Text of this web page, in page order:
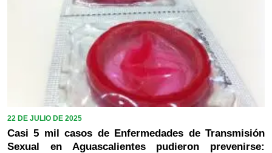
22 DE JULIO DE 2025
Casi 5 mil casos de Enfermedades de Transmisión
Sexual en Aguascalientes pudieron prevenirse: